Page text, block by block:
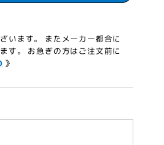
います。 またメーカー都合に
す。 お急ぎの方はご注文前に
》